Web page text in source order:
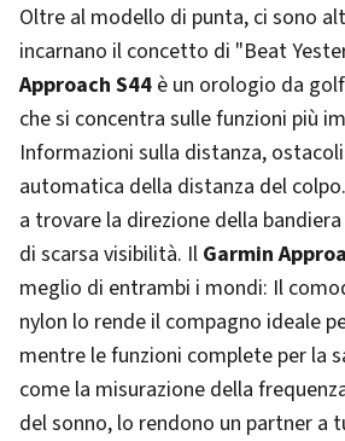
Oltre al modello di punta, ci sono
incarnano il concetto di "Beat
Approach S44 è un orologio da
che si concentra sulle funzioni più
Informazioni sulla distanza,
automatica della distanza del
a trovare la direzione della
di scarsa visibilità. Il Garmin
meglio di entrambi i mondi: Il
nylon lo rende il compagno ideale
mentre le funzioni complete per la
come la misurazione della
del sonno, lo rendono un partner a